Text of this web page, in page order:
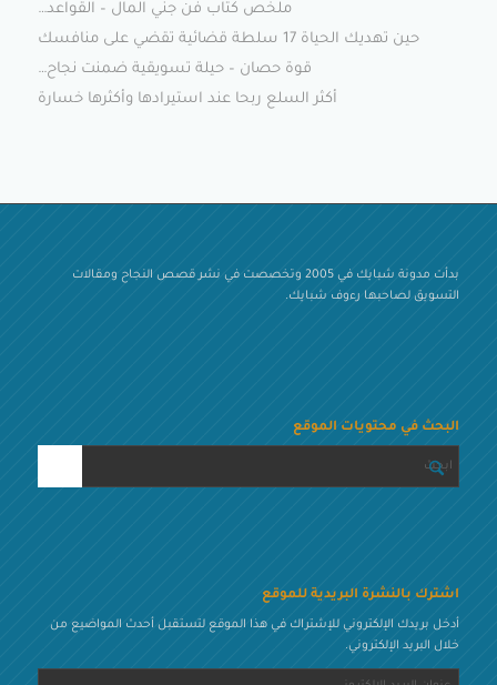
ملخص كتاب فن جني المال – القواعد…
حين تهديك الحياة 17 سلطة قضائية تقضي على منافسك
قوة حصان – حيلة تسويقية ضمنت نجاح…
أكثر السلع ربحا عند استيرادها وأكثرها خسارة
بدأت مدونة شبايك في 2005 وتخصصت في نشر قصص النجاح ومقالات
التسويق لصاحبها رءوف شبايك.
البحث في محتويات الموقع
اشترك بالنشرة البريدية للموقع
أدخل بريدك الإلكتروني للإشتراك في هذا الموقع لتستقبل أحدث المواضيع من
خلال البريد الإلكتروني.
عنوان